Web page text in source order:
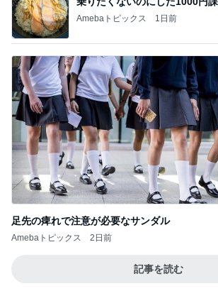
足先の痺れで注意が必要なサンダル
Amebaトピックス 2日前
記事を読む
Amebaトピックス 1日前